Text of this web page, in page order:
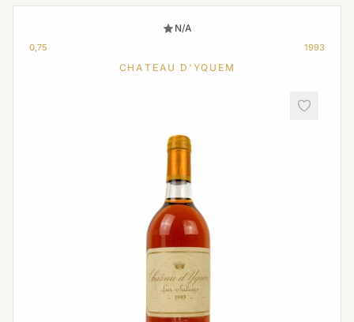
N/A
0,75 1993
CHATEAU D'YQUEM